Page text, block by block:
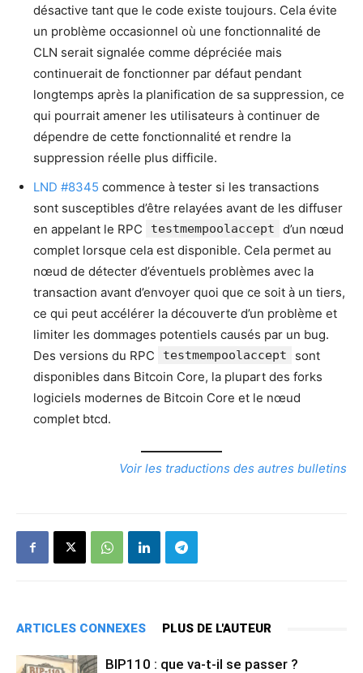
désactive tant que le code existe toujours. Cela évite
un problème occasionnel où une fonctionnalité de
CLN serait signalée comme dépréciée mais
continuerait de fonctionner par défaut pendant
longtemps après la planification de sa suppression, ce
qui pourrait amener les utilisateurs à continuer de
dépendre de cette fonctionnalité et rendre la
suppression réelle plus difficile.
LND #8345 commence à tester si les transactions
sont susceptibles d’être relayées avant de les diffuser
en appelant le RPC
testmempoolaccept
d’un nœud
complet lorsque cela est disponible. Cela permet au
nœud de détecter d’éventuels problèmes avec la
transaction avant d’envoyer quoi que ce soit à un tiers,
ce qui peut accélérer la découverte d’un problème et
limiter les dommages potentiels causés par un bug.
Des versions du RPC
testmempoolaccept
sont
disponibles dans Bitcoin Core, la plupart des forks
logiciels modernes de Bitcoin Core et le nœud
complet btcd.
Voir les traductions des autres bulletins
ARTICLES CONNEXES PLUS DE L'AUTEUR
BIP110 : que va-t-il se passer ?